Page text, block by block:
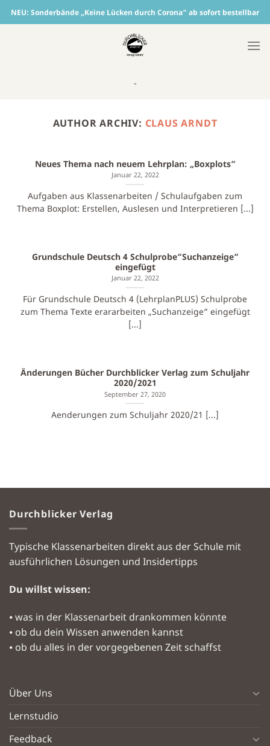
Skip
to
NEU: Sonderbände „Keine Lücken durch Corona“ ab sofort bestellbar
-
AUTHOR ARCHIV: CLAUS ARNDT
Neues Thema nach neuem Lehrplan: „Boxplots“
Januar 22, 2022
Aufgaben aus Klassenarbeiten / Schulaufgaben zum
Thema Boxplot: Erstellen, Auslesen und Interpretieren [...]
Grundschule Deutsch 4 Schulprobe“Suchanzeige“
eingefügt
Januar 22, 2022
Für Grundschule Deutsch 4 (LehrplanPLUS) Schulprobe
zum Thema Texte erararbeiten „Suchanzeige“ eingefügt
[...]
Änderungen Bücher Durchblicker Verlag zum Schuljahr
2020/2021
September 27, 2020
Aenderungen zum Schuljahr 2020/21 [...]
Durchblicker Verlag
Typische Klassenarbeiten direkt aus der Schule mit
ausführlichen Lösungen und Insidertipps
Du willst wissen:
⦁ was in der Klassenarbeit drankommen könnte
⦁ ob du dein Wissen anwenden kannst
⦁ ob du alles in der vorgegebenen Zeit schaffst
Über Uns
Lernstudio
Feedback